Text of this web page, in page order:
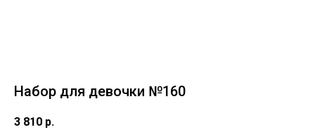
Набор для девочки №160
3 810 р.